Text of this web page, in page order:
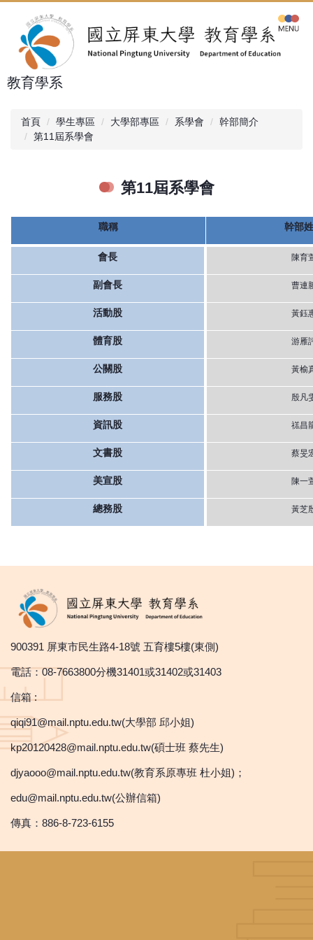
容
教育學系
首頁 學生專區 大學部專區 系學會
幹部簡介
第11屆系學會
第11屆系學會
職稱 幹部
會長 陳育
副會長 曹連
活動股 黃鈺
體育股 游雁
公關股 黃榆
服務股 殷凡
資訊股 禚昌
文書股 蔡旻
美宣股 陳一
總務股 黃芝
900391 屏東市民生路4-18號 五育樓5樓(東側)
電話：08-7663800分機31401或31402或31403
信箱 :
qiqi91@mail.nptu.edu.tw(大學部 邱小姐)
kp20120428@mail.nptu.edu.tw(碩士班 蔡先生)
djyaooo@mail.nptu.edu.tw(教育系原專班 杜小姐)；
edu@mail.nptu.edu.tw(公辦信箱)
傳真：886-8-723-6155